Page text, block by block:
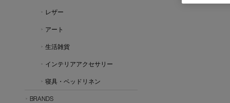
レザー
アート
生活雑貨
インテリアアクセサリー
寝具・ベッドリネン
BRANDS